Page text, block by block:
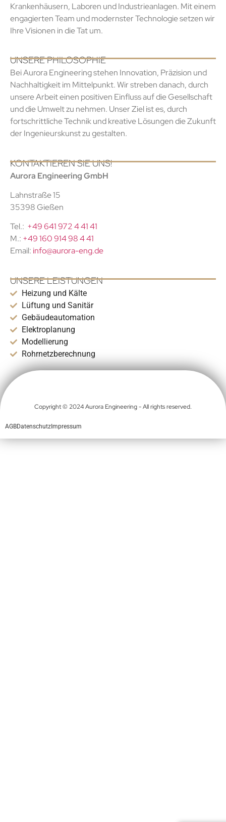
Krankenhäusern, Laboren und Industrieanlagen. Mit einem
engagierten Team und modernster Technologie setzen wir
Ihre Visionen in die Tat um.
UNSERE PHILOSOPHIE
Bei Aurora Engineering stehen Innovation, Präzision und
Nachhaltigkeit im Mittelpunkt. Wir streben danach, durch
unsere Arbeit einen positiven Einfluss auf die Gesellschaft
und die Umwelt zu nehmen. Unser Ziel ist es, durch
fortschrittliche Technik und kreative Lösungen die Zukunft
der Ingenieurskunst zu gestalten.
KONTAKTIEREN SIE UNS!
Aurora Engineering GmbH
Lahnstraße 15
35398 Gießen
Tel.: +49 641 972 4 41 41
M.: +49 160 914 98 4 41
Email: info@aurora-eng.de
UNSERE LEISTUNGEN
Heizung und Kälte
Lüftung und Sanitär
Gebäudeautomation
Elektroplanung
Modellierung
Rohrnetzberechnung
Copyright © 2024 Aurora Engineering - All rights reserved.
AGBDatenschutz Impressum